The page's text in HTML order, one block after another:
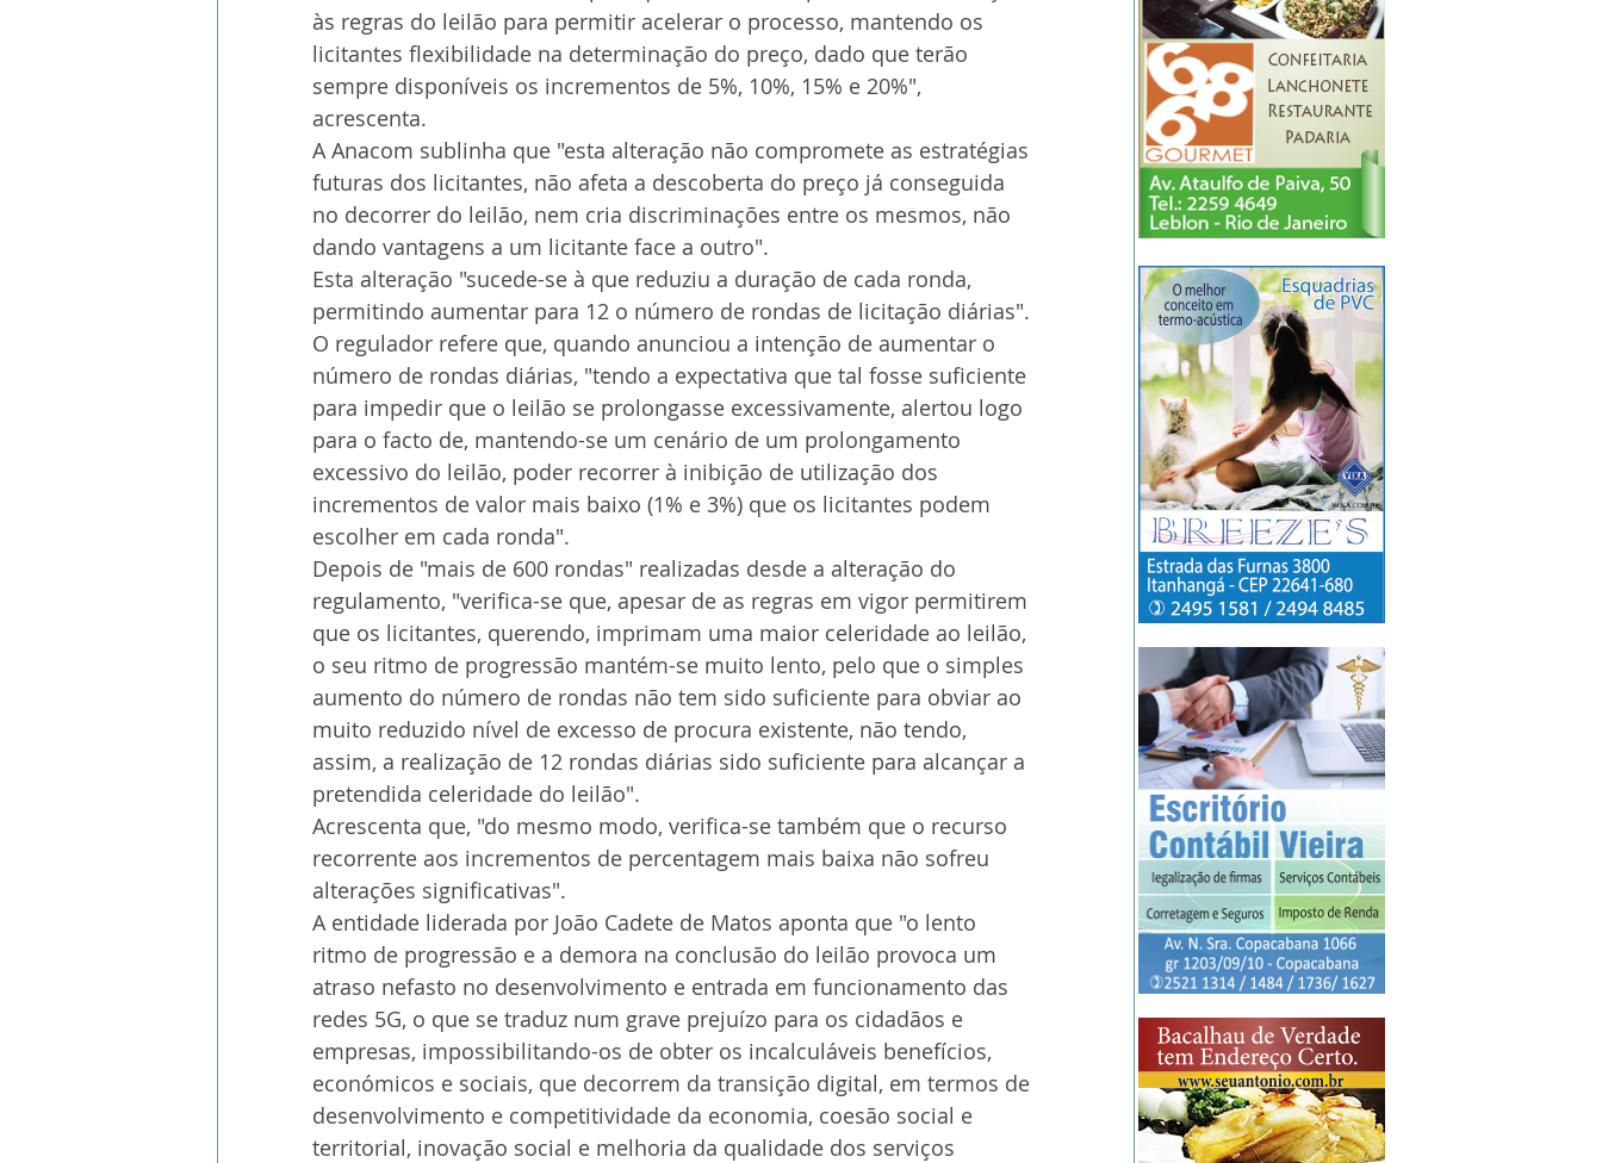
às regras do leilão para permitir acelerar o processo, mantendo os
licitantes flexibilidade na determinação do preço, dado que terão
sempre disponíveis os incrementos de 5%, 10%, 15% e 20%",
acrescenta.
A Anacom sublinha que "esta alteração não compromete as estratégias
futuras dos licitantes, não afeta a descoberta do preço já conseguida
no decorrer do leilão, nem cria discriminações entre os mesmos, não
dando vantagens a um licitante face a outro".
Esta alteração "sucede-se à que reduziu a duração de cada ronda,
permitindo aumentar para 12 o número de rondas de licitação diárias".
O regulador refere que, quando anunciou a intenção de aumentar o
número de rondas diárias, "tendo a expectativa que tal fosse suficiente
para impedir que o leilão se prolongasse excessivamente, alertou logo
para o facto de, mantendo-se um cenário de um prolongamento
excessivo do leilão, poder recorrer à inibição de utilização dos
incrementos de valor mais baixo (1% e 3%) que os licitantes podem
escolher em cada ronda".
Depois de "mais de 600 rondas" realizadas desde a alteração do
regulamento, "verifica-se que, apesar de as regras em vigor permitirem
que os licitantes, querendo, imprimam uma maior celeridade ao leilão,
o seu ritmo de progressão mantém-se muito lento, pelo que o simples
aumento do número de rondas não tem sido suficiente para obviar ao
muito reduzido nível de excesso de procura existente, não tendo,
assim, a realização de 12 rondas diárias sido suficiente para alcançar a
pretendida celeridade do leilão".
Acrescenta que, "do mesmo modo, verifica-se também que o recurso
recorrente aos incrementos de percentagem mais baixa não sofreu
alterações significativas".
A entidade liderada por João Cadete de Matos aponta que "o lento
ritmo de progressão e a demora na conclusão do leilão provoca um
atraso nefasto no desenvolvimento e entrada em funcionamento das
redes 5G, o que se traduz num grave prejuízo para os cidadãos e
empresas, impossibilitando-os de obter os incalculáveis benefícios,
económicos e sociais, que decorrem da transição digital, em termos de
desenvolvimento e competitividade da economia, coesão social e
territorial, inovação social e melhoria da qualidade dos serviços